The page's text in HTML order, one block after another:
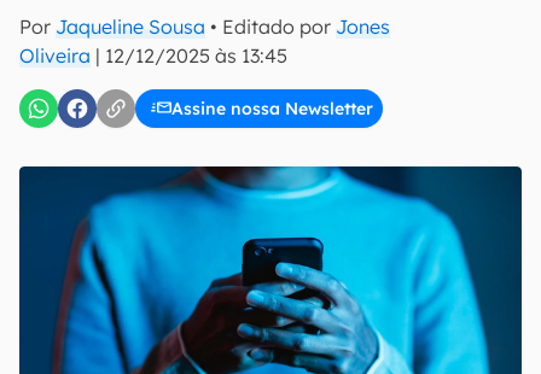
Por Jaqueline Sousa • Editado por Jones
Oliveira | 12/12/2025 às 13:45
Assine nossa Newsletter
inscreva-se
Confirmo que li, aceito e concordo com os Termos de
Uso e Política de Privacidade do Canaltech.